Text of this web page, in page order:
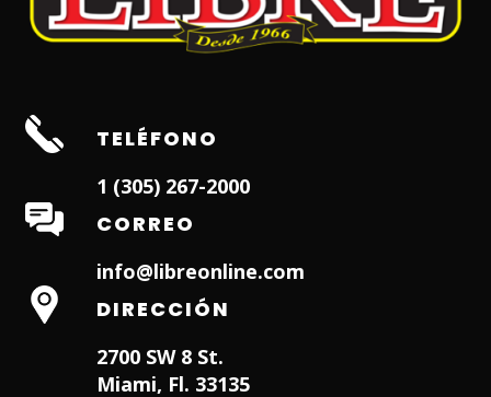
TELÉFONO
1 (305) 267-2000
CORREO
info@libreonline.com
DIRECCIÓN
2700 SW 8 St.
Miami, Fl. 33135